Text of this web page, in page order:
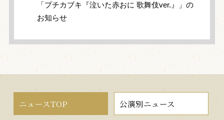
「プチカブキ『泣いた赤おに 歌舞伎ver.』」の
お知らせ
ニュースTOP 公演別ニュース